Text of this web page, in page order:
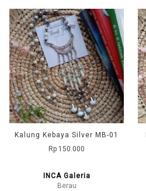
Kalung Kebaya Silver MB-01
Rp 150.000
INCA Galeria
Berau